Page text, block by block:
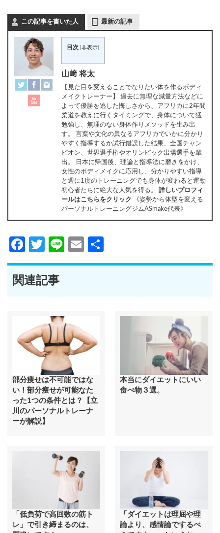
この記事を書いた人 最新の記事
目次 非表示
山﨑 将太
【見た目を変えることでなりたい体を作るボディ
メイクトレーナー】 過去に無理な減量方法などに
よって優勝を逃した悔しさから、アフリカに2年間
柔道を教えに行くタイミングで、身体について猛
勉強し、無理のない身体作りメソッドを生み出
す。 言葉や文化の異なるアフリカでいかに分かり
やすく指導するか試行錯誤した結果、全国チャン
ピオン、世界選手権やオリンピック出場選手を輩
出。 日本に帰国後、理論と指導法に磨きをかけ、
女性のボディメイクに応用し、分かりやすい指導
と週に1度のトレーニングでも身体が変わると運動
初心者たちに絶大な人気を得る。 詳しいプロフィ
ールはこちらをクリック 《姿勢から体型を変える
パーソナルトレーニングジムASmake代表》
Facebook
Twitter
LineEmail
有
関連記事
部分痩せは不可能ではな
い！部分痩せが可能なた
った1つの条件とは？【立
川のパーソナルトレーナ
ーが解説】
本当にダイエットにいい
食べ物３選。
「低負荷で高回数の筋ト
レ」で引き締まるのは、
「ダイエットは理屈や理
論より、感情論でするべ